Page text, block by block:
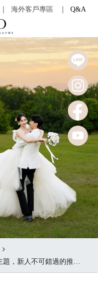
海外客戶專區 Q&A
2023婚紗照風格有哪些？PTT激推7大主題，新人不可錯過的推薦！